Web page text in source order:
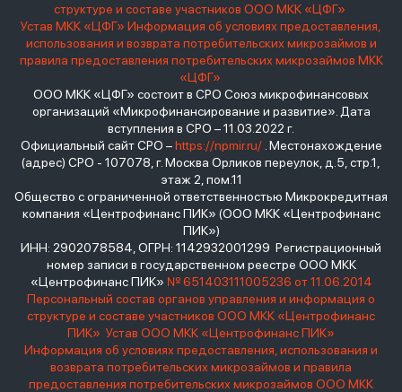
структуре и составе участников ООО МКК «ЦФГ»
Устав МКК «ЦФГ» Информация об условиях предоставления,
использования и возврата потребительских микрозаймов и
правила предоставления потребительских микрозаймов МКК
«ЦФГ»
ООО МКК «ЦФГ» состоит в СРО Союз микрофинансовых
организаций «Микрофинансирование и развитие». Дата
вступления в СРО – 11.03.2022 г.
Официальный сайт СРО –https://npmir.ru/. Местонахождение
(адрес) СРО - 107078, г. Москва Орликов переулок, д.5, стр.1,
этаж 2, пом.11
Общество с ограниченной ответственностью Микрокредитная
компания «Центрофинанс ПИК» (ООО МКК «Центрофинанс
ПИК»)
ИНН: 2902078584, ОГРН: 1142932001299 Регистрационный
номер записи в государственном реестре ООО МКК
«Центрофинанс ПИК» № 651403111005236 от 11.06.2014
Персональный состав органов управления и информация о
структуре и составе участников ООО МКК «Центрофинанс
ПИК» Устав ООО МКК «Центрофинанс ПИК»
Информация об условиях предоставления, использования и
возврата потребительских микрозаймов и правила
предоставления потребительских микрозаймов ООО МКК